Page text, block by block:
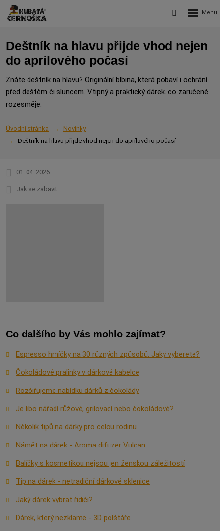
Vyhledávání
Rozbalení
Deštník na hlavu přijde vhod nejen
do aprílového počasí
Znáte deštník na hlavu? Originální blbina, která pobaví i ochrání
před deštěm či sluncem. Vtipný a praktický dárek, co zaručeně
rozesměje.
Úvodní stránka
Novinky
Deštník na hlavu přijde vhod nejen do aprílového počasí
01. 04. 2026
Jak se zabavit
Co dalšího by Vás mohlo zajímat?
Espresso hrníčky na 30 různých způsobů. Jaký vyberete?
Čokoládové pralinky v dárkové kabelce
Rozšiřujeme nabídku dárků z čokolády
Je libo nářadí růžové, grilovací nebo čokoládové?
Několik tipů na dárky pro celou rodinu
Námět na dárek - Aroma difuzer Vulcan
Balíčky s kosmetikou nejsou jen ženskou záležitostí
Tip na dárek - netradiční dárkové sklenice
Jaký dárek vybrat řidiči?
Dárek, který nezklame - 3D polštáře